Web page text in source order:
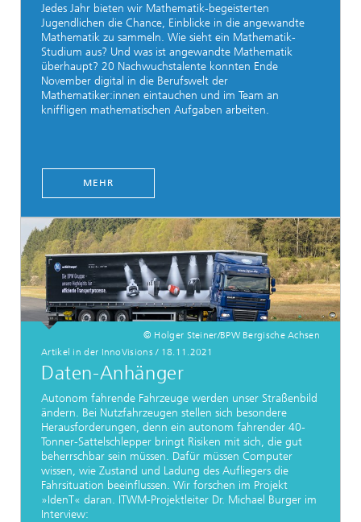
Jedes Jahr bieten wir Mathematik-begeisterten
Jugendlichen die Chance, Einblicke in die angewandte
Mathematik zu sammeln. Wie sieht ein Mathematik-
Studium aus? Und was ist angewandte Mathematik
überhaupt? 20 Nachwuchstalente konnten Ende
November digital in die Berufswelt der
Mathematiker:innen eintauchen und im Team an
kniffligen mathematischen Aufgaben arbeiten.
MEHR
© Holger Steiner/BPW Bergische Achsen
Artikel in der InnoVisions/ 18.11.2021
Daten-Anhänger
Autonom fahrende Fahrzeuge werden unser Straßenbild
ändern. Bei Nutzfahrzeugen stellen sich besondere
Herausforderungen, denn ein autonom fahrender 40-
Tonner-Sattelschlepper bringt Risiken mit sich, die gut
beherrschbar sein müssen. Dafür müssen Computer
wissen, wie Zustand und Ladung des Aufliegers die
Fahrsituation beeinflussen. Wir forschen im Projekt
»IdenT« daran. ITWM-Projektleiter Dr. Michael Burger im
Interview: